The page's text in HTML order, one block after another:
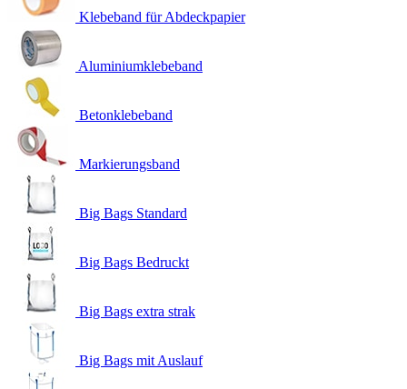
Klebeband für Abdeckpapier
Aluminiumklebeband
Betonklebeband
Markierungsband
Big Bags Standard
Big Bags Bedruckt
Big Bags extra strak
Big Bags mit Auslauf